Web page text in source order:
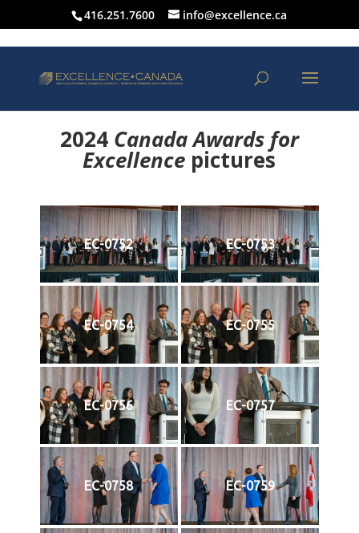
416.251.7600 info@excellence.ca
2024 Canada Awards for
Excellence pictures
EC-0752 EC-0753
EC-0754 EC-0755
EC-0756 EC-0757
EC-0758 EC-0759